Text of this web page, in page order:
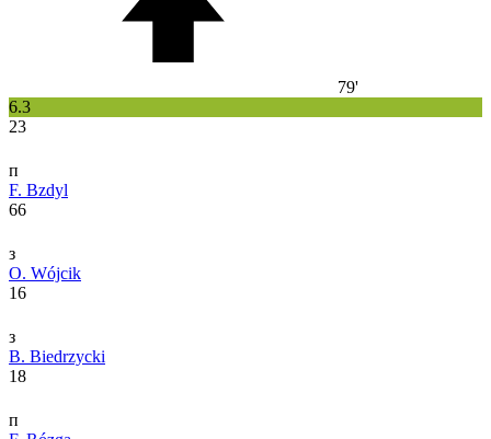
79'
6.3
23
п
F. Bzdyl
66
з
O. Wójcik
16
з
B. Biedrzycki
18
п